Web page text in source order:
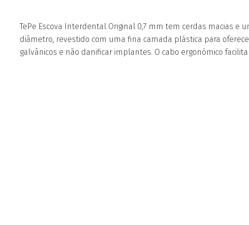
TePe Escova Interdental Original 0,7 mm tem cerdas macias e
diâmetro, revestido com uma fina camada plástica para
galvânicos e não danificar implantes. O cabo ergonómico